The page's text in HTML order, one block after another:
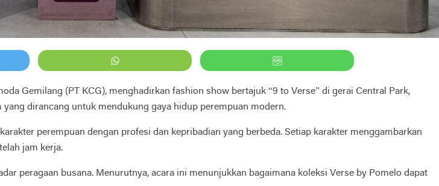
Gemilang (PT KCG), menghadirkan fashion show bertajuk “9 to Verse” di gerai Central Park,
dirancang untuk mendukung gaya hidup perempuan modern.
perempuan dengan profesi dan kepribadian yang berbeda. Setiap karakter menggambarkan
jam kerja.
peragaan busana. Menurutnya, acara ini menunjukkan bagaimana koleksi Verse by Pomelo dapat